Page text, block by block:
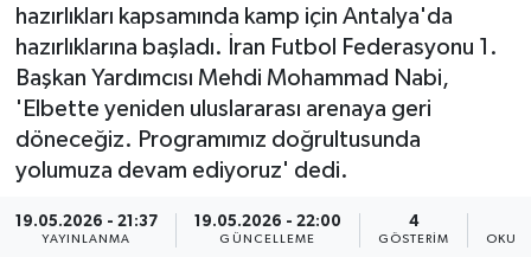
hazırlıkları kapsamında kamp için Antalya'da
hazırlıklarına başladı. İran Futbol Federasyonu 1.
Başkan Yardımcısı Mehdi Mohammad Nabi,
'Elbette yeniden uluslararası arenaya geri
döneceğiz. Programımız doğrultusunda
yolumuza devam ediyoruz' dedi.
19.05.2026 - 21:37
YAYINLANMA
19.05.2026 - 22:00
GÜNCELLEME
4
GÖSTERIM